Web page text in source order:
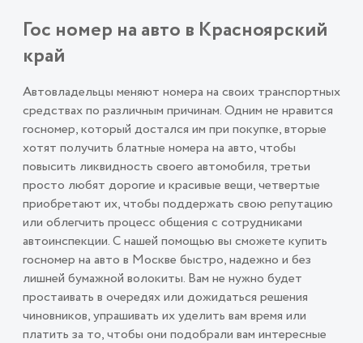
Гос номер на авто в Красноярский
край
Автовладельцы меняют номера на своих транспортных
средствах по различным причинам. Одним не нравится
госномер, который достался им при покупке, вторые
хотят получить блатные номера на авто, чтобы
повысить ликвидность своего автомобиля, третьи
просто любят дорогие и красивые вещи, четвертые
приобретают их, чтобы поддержать свою репутацию
или облегчить процесс общения с сотрудниками
автоинспекции. С нашей помощью вы сможете купить
госномер на авто в Москве быстро, надежно и без
лишней бумажной волокиты. Вам не нужно будет
простаивать в очередях или дожидаться решения
чиновников, упрашивать их уделить вам время или
платить за то, чтобы они подобрали вам интересные